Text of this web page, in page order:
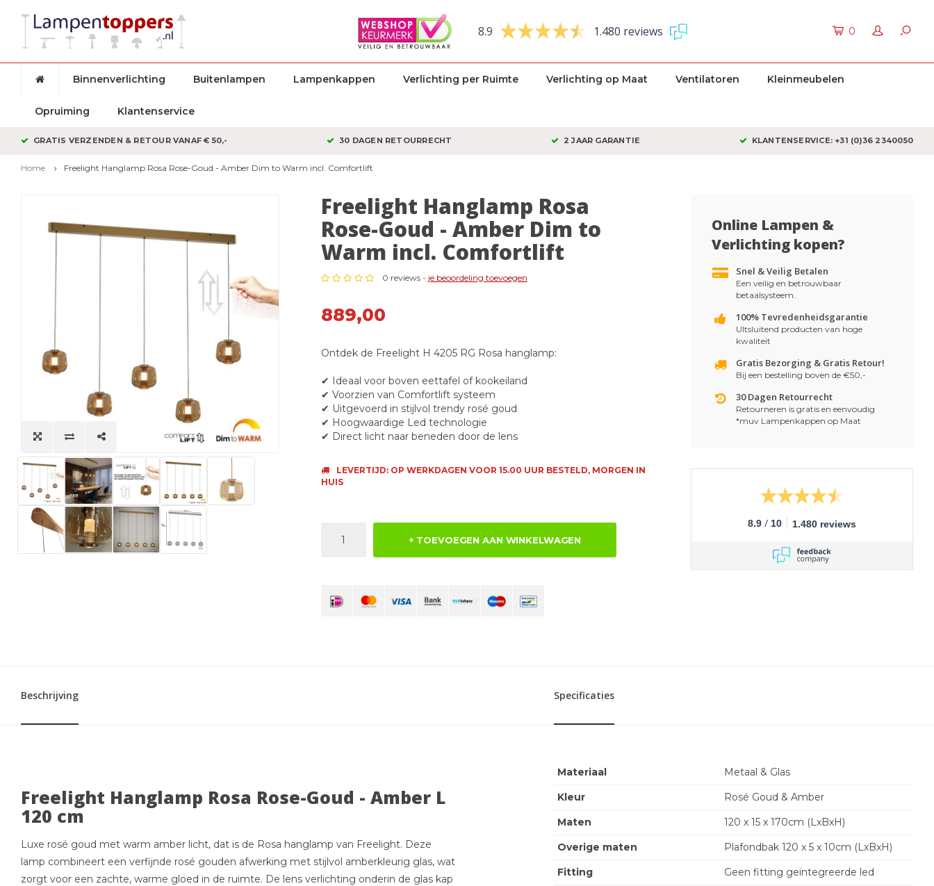
8.9 1.480 reviews 0
Binnenverlichting Buitenlampen Lampenkappen Verlichting per Ruimte Verlichting op Maat Ventilatoren Kleinmeubelen
Opruiming Klantenservice
GRATIS VERZENDEN & RETOUR VANAF € 50,- 30 DAGEN RETOURRECHT 2 JAAR GARANTIE KLANTENSERVICE: +31 (0)36 2340050
Home Freelight Hanglamp Rosa Rose-Goud - Amber Dim to Warm incl. Comfortlift
Freelight Hanglamp Rosa
Rose-Goud - Amber Dim to
Warm incl. Comfortlift
0 reviews - je beoordeling toevoegen
889,00
Ontdek de Freelight H 4205 RG Rosa hanglamp:
✔ Ideaal voor boven eettafel of kookeiland
✔ Voorzien van Comfortlift systeem
✔ Uitgevoerd in stijlvol trendy rosé goud
✔ Hoogwaardige Led technologie
✔ Direct licht naar beneden door de lens
LEVERTIJD: OP WERKDAGEN VOOR 15.00 UUR BESTELD, MORGEN IN
HUIS
+ TOEVOEGEN AAN WINKELWAGEN
Online Lampen &
Verlichting kopen?
Snel & Veilig Betalen
Een veilig en betrouwbaar
betaalsysteem.
100% Tevredenheidsgarantie
UItsluitend producten van hoge
kwaliteit
Gratis Bezorging & Gratis Retour!
Bij een bestelling boven de €50,-
30 Dagen Retourrecht
Retourneren is gratis en eenvoudig
*muv Lampenkappen op Maat
8.9 / 10 1.480 reviews
Beschrijving Specificaties
Freelight Hanglamp Rosa Rose-Goud - Amber L
120 cm
Luxe rosé goud met warm amber licht, dat is de Rosa hanglamp van Freelight. Deze
lamp combineert een verfijnde rosé gouden afwerking met stijlvol amberkleurig glas, wat
zorgt voor een zachte, warme gloed in de ruimte. De lens verlichting onderin de glas kap
Materiaal
Metaal & Glas
Kleur
Rosé Goud & Amber
Maten
120 x 15 x 170cm (LxBxH)
Overige maten
Plafondbak 120 x 5 x 10cm (LxBxH)
Fitting
Geen fitting geïntegreerde led